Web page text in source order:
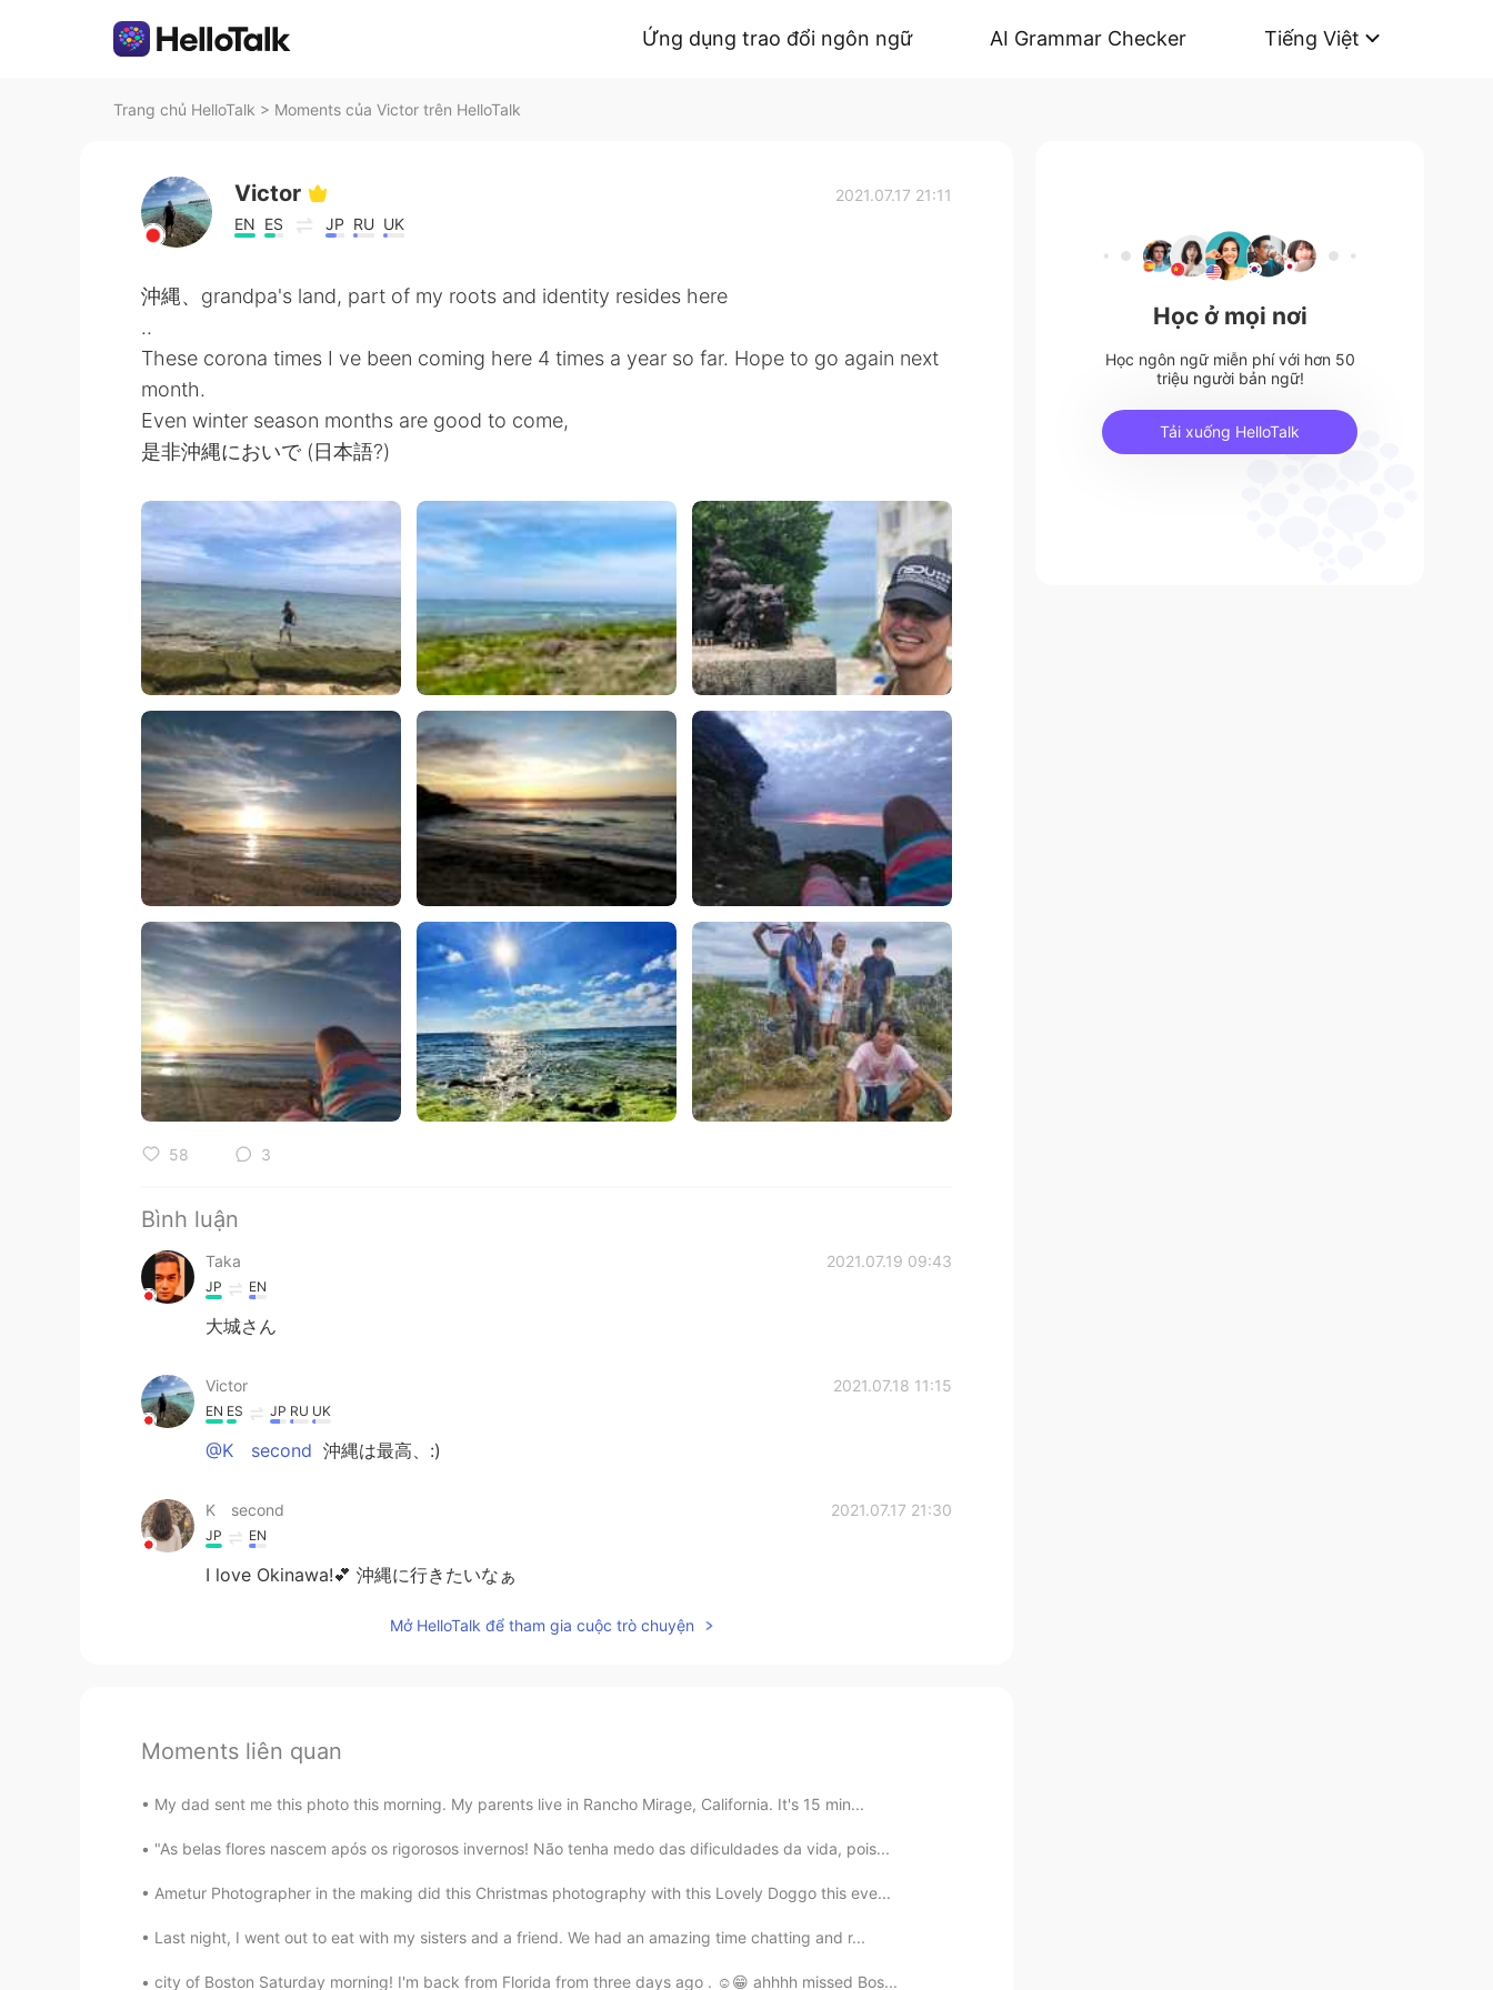
Ứng dụng trao đổi ngôn ngữ AI Grammar Checker Tiếng Việt
Trang chủ HelloTalk > Moments của Victor trên HelloTalk
Victor
EN ES JP RU UK
2021.07.17 21:11
沖縄、grandpa's land, part of my roots and identity resides here
..
These corona times I ve been coming here 4 times a year so far. Hope to go again next
month.
Even winter season months are good to come,
是非沖縄においで (日本語?)
58 3
Bình luận
Taka 2021.07.19 09:43
JP EN
大城さん
Victor 2021.07.18 11:15
EN ES JP RU UK
@K second 沖縄は最高、:)
K second 2021.07.17 21:30
JP EN
I love Okinawa!💕 沖縄に行きたいなぁ
Mở HelloTalk để tham gia cuộc trò chuyện
Moments liên quan
My dad sent me this photo this morning. My parents live in Rancho Mirage, California. It's 15 min...
"As belas flores nascem após os rigorosos invernos! Não tenha medo das dificuldades da vida, pois...
Ametur Photographer in the making did this Christmas photography with this Lovely Doggo this eve...
Last night, I went out to eat with my sisters and a friend. We had an amazing time chatting and r...
city of Boston Saturday morning! I'm back from Florida from three days ago . ☺️😁 ahhhh missed Bos...
Học ở mọi nơi
Học ngôn ngữ miễn phí với hơn 50
triệu người bản ngữ!
Tải xuống HelloTalk